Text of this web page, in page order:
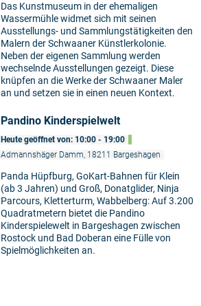
Das Kunstmuseum in der ehemaligen
Wassermühle widmet sich mit seinen
Ausstellungs- und Sammlungstätigkeiten den
Malern der Schwaaner Künstlerkolonie.
Neben der eigenen Sammlung werden
wechselnde Ausstellungen gezeigt. Diese
knüpfen an die Werke der Schwaaner Maler
an und setzen sie in einen neuen Kontext.
Pandino Kinderspielwelt
Heute geöffnet von: 10:00 - 19:00
Admannshäger Damm, 18211 Bargeshagen
Panda Hüpfburg, GoKart-Bahnen für Klein
(ab 3 Jahren) und Groß, Donatglider, Ninja
Parcours, Kletterturm, Wabbelberg: Auf 3.200
Quadratmetern bietet die Pandino
Kinderspielewelt in Bargeshagen zwischen
Rostock und Bad Doberan eine Fülle von
Spielmöglichkeiten an.